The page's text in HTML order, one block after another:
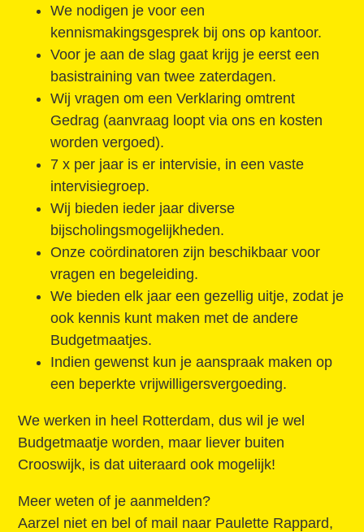
We nodigen je voor een
kennismakingsgesprek bij ons op kantoor.
Voor je aan de slag gaat krijg je eerst een
basistraining van twee zaterdagen.
Wij vragen om een Verklaring omtrent
Gedrag (aanvraag loopt via ons en kosten
worden vergoed).
7 x per jaar is er intervisie, in een vaste
intervisiegroep.
Wij bieden ieder jaar diverse
bijscholingsmogelijkheden.
Onze coördinatoren zijn beschikbaar voor
vragen en begeleiding.
We bieden elk jaar een gezellig uitje, zodat je
ook kennis kunt maken met de andere
Budgetmaatjes.
Indien gewenst kun je aanspraak maken op
een beperkte vrijwilligersvergoeding.
We werken in heel Rotterdam, dus wil je wel
Budgetmaatje worden, maar liever buiten
Crooswijk, is dat uiteraard ook mogelijk!
Meer weten of je aanmelden?
Aarzel niet en bel of mail naar Paulette Rappard,